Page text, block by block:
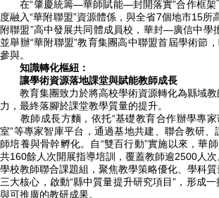
在“肇慶統籌—華師賦能—封開落實”合作框
度融入“華附聯盟”資源體係，與全省7個地市15所
附聯盟”高中發展共同體成員校，華封—廣信中學
並舉辦“華附聯盟”教育集團高中聯盟首屆學術節
參與。
知識轉化樞紐：
讓學術資源落地課堂與賦能教師成長
教育集團致力於將高校學術資源轉化為縣域
力，最終落腳於課堂教學質量的提升。
教師成長方麵，依托“基礎教育合作辦學專家
室”等專家智庫平台，通過基地共建、聯合教研
師培養與骨幹孵化。自“雙百行動”實施以來，華
共160餘人次開展指導培訓，覆蓋教師逾2500人
學校教師聯合課題組，聚焦教學策略優化、學科
三大核心，啟動“縣中質量提升研究項目”，形成
與可推廣的教研成果。